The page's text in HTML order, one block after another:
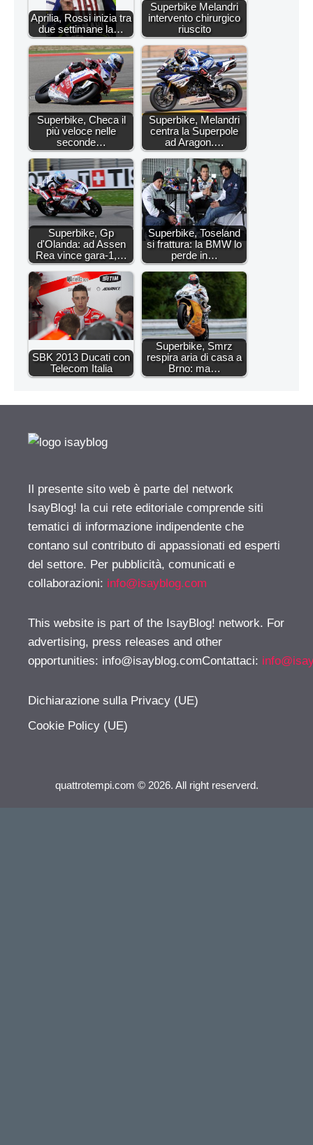
Aprilia, Rossi inizia tra
due settimane la…
Superbike Melandri
intervento chirurgico
riuscito
Superbike, Checa il
più veloce nelle
seconde…
Superbike, Melandri
centra la Superpole
ad Aragon.…
Superbike, Gp
d'Olanda: ad Assen
Rea vince gara-1,…
Superbike, Toseland
si frattura: la BMW lo
perde in…
SBK 2013 Ducati con
Telecom Italia
Superbike, Smrz
respira aria di casa a
Brno: ma…
Il presente sito web è parte del network
IsayBlog! la cui rete editoriale comprende siti
tematici di informazione indipendente che
contano sul contributo di appassionati ed esperti
del settore. Per pubblicità, comunicati e
collaborazioni: info@isayblog.com
This website is part of the IsayBlog! network. For
advertising, press releases and other
opportunities: info@isayblog.comContattaci:
Dichiarazione sulla Privacy (UE)
Cookie Policy (UE)
quattrotempi.com © 2026. All right reserverd.